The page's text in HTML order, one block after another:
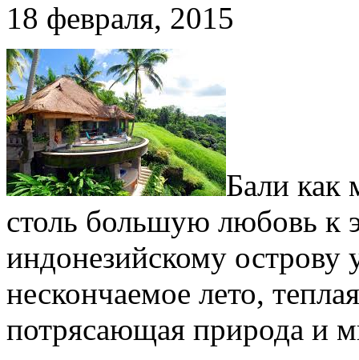
18 февраля, 2015
Бали как
столь большую любовь к
индонезийскому острову
нескончаемое лето,
потрясающая природа и